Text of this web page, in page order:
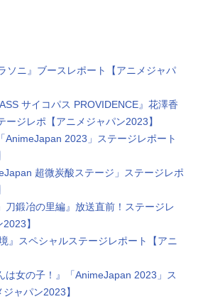
ソニ』ブースレポート【アニメジャパ
サイコパス PROVIDENCE』花澤香
ジレポ【アニメジャパン2023】
AnimeJapan 2023」ステージレポート
超微炭酸ステージ」ステージレポ
刀鍛冶の里編』放送直前！ステージレ
】
』スペシャルステージレポート【アニ
は女の子！』「AnimeJapan 2023」ス
ャパン2023】